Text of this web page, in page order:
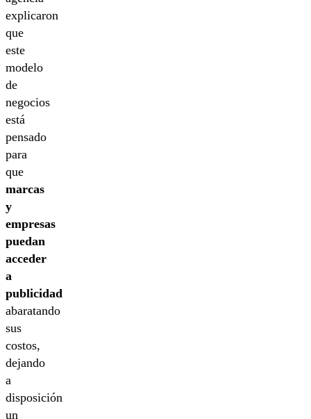
explicaron
que
este
modelo
de
negocios
está
pensado
para
que
marcas
y
empresas
puedan
acceder
a
publicidad
abaratando
sus
costos,
dejando
a
disposición
un